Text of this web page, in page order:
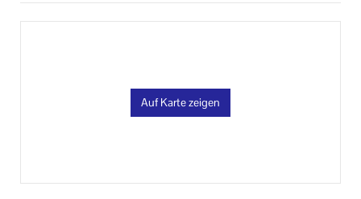
Auf Karte zeigen